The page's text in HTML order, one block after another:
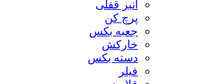
انبر قفلی
پرچ کن
جعبه بکس
خارکش
دسته بکس
فیلر